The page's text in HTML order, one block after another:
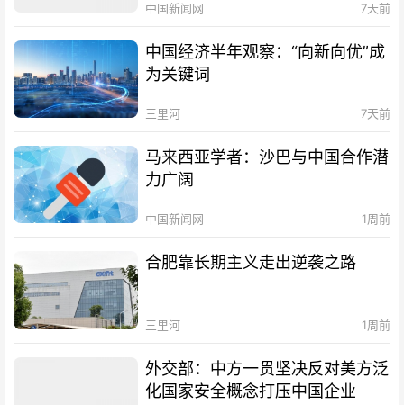
中国新闻网 7天前
中国经济半年观察：“向新向优”成
为关键词
三里河 7天前
马来西亚学者：沙巴与中国合作潜
力广阔
中国新闻网 1周前
合肥靠长期主义走出逆袭之路
三里河 1周前
外交部：中方一贯坚决反对美方泛
化国家安全概念打压中国企业